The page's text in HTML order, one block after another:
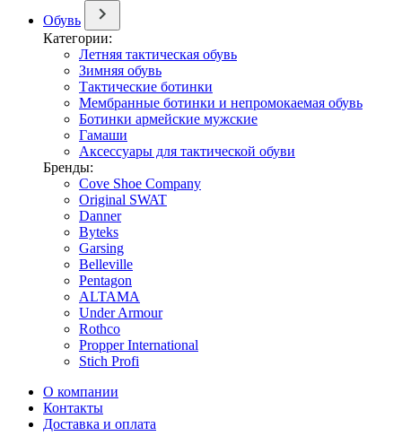
Обувь
Категории:
Летняя тактическая обувь
Зимняя обувь
Тактические ботинки
Мембранные ботинки и непромокаемая обувь
Ботинки армейские мужские
Гамаши
Аксессуары для тактической обуви
Бренды:
Cove Shoe Company
Original SWAT
Danner
Byteks
Garsing
Belleville
Pentagon
ALTAMA
Under Armour
Rothco
Propper International
Stich Profi
О компании
Контакты
Доставка и оплата